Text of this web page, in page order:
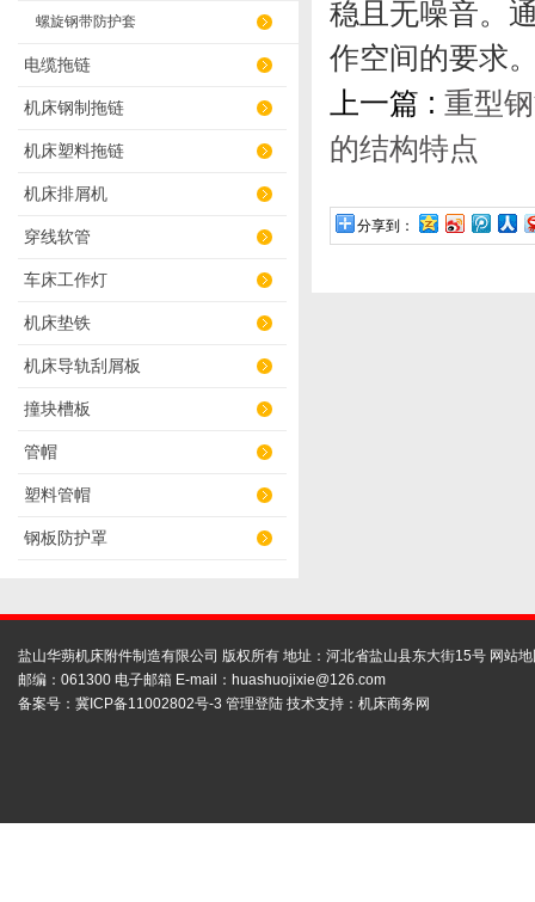
螺旋钢带防护套
电缆拖链
机床钢制拖链
机床塑料拖链
机床排屑机
穿线软管
车床工作灯
机床垫铁
机床导轨刮屑板
撞块槽板
管帽
塑料管帽
钢板防护罩
稳且无噪音。
作空间的要求
上一篇 : 重型
的结构特点
分享到：
盐山华蒴机床附件制造有限公司 版权所有 地址：河北省盐山县东大街15号 网站
邮编：061300 电子邮箱 E-mail： huashuojixie@126.com
备案号： 冀ICP备11002802号-3 管理登陆 技术支持： 机床商务网